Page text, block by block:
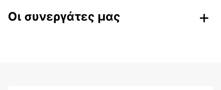
Οι συνεργάτες μας